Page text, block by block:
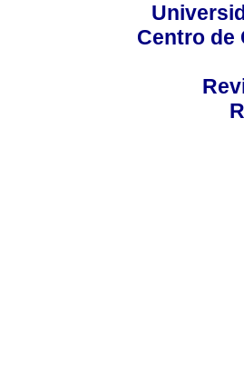
Centro de